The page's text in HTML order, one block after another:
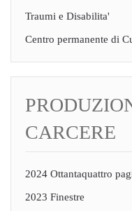
Traumi e Disabilita'
Centro permanente di
CARCERE
2024 Ottantaquattro
2023 Finestre